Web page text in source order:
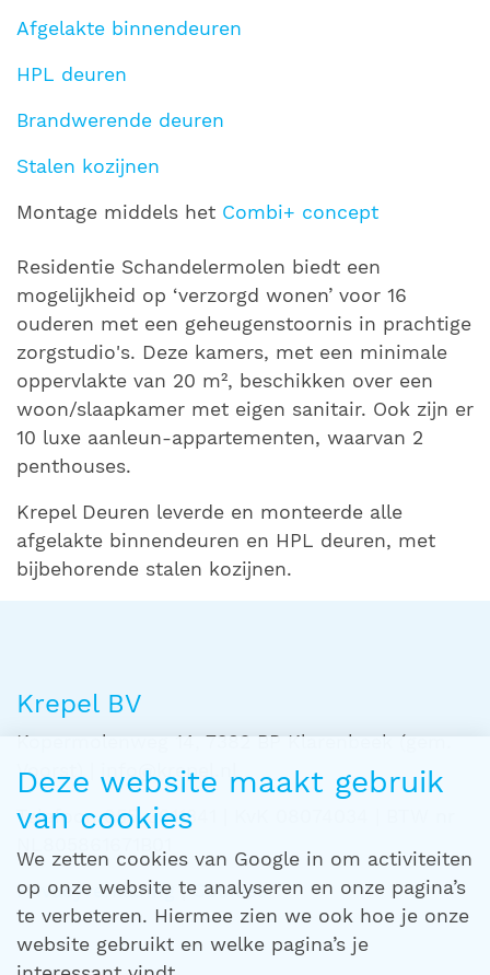
Afgelakte binnendeuren
HPL deuren
Brandwerende deuren
Stalen kozijnen
Montage middels het Combi+ concept
Residentie Schandelermolen biedt een
mogelijkheid op ‘verzorgd wonen’ voor 16
ouderen met een geheugenstoornis in prachtige
zorgstudio's. Deze kamers, met een minimale
oppervlakte van 20 m², beschikken over een
woon/slaapkamer met eigen sanitair. Ook zijn er
10 luxe aanleun-appartementen, waarvan 2
penthouses.
Krepel Deuren leverde en monteerde alle
afgelakte binnendeuren en HPL deuren, met
bijbehorende stalen kozijnen.
Krepel BV
Kopermolenweg 14, 7382 BP Klarenbeek (gem.
Voorst) | info@krepel.nl
Telefoon 055-3011341 | KvK 08074034 | BTW nr
Privacyverklaring |Cookies
Deze website maakt gebruik
van cookies
We zetten cookies van Google in om activiteiten
op onze website te analyseren en onze pagina’s
te verbeteren. Hiermee zien we ook hoe je onze
website gebruikt en welke pagina’s je